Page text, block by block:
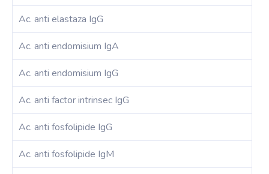
Ac. anti elastaza IgG
Ac. anti endomisium IgA
Ac. anti endomisium IgG
Ac. anti factor intrinsec IgG
Ac. anti fosfolipide IgG
Ac. anti fosfolipide IgM